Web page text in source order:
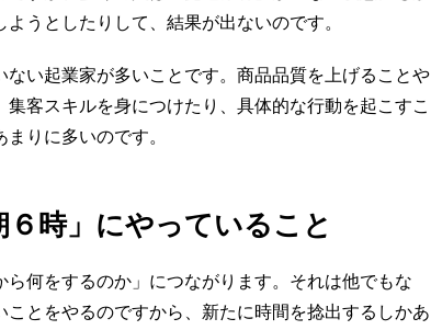
うとしたりして、結果が出ないのです。
い起業家が多いことです。商品品質を上げることや
客スキルを身につけたり、具体的な行動を起こすこ
りに多いのです。
時」にやっていること
何をするのか」につながります。それは他でもな
とをやるのですから、新たに時間を捻出するしかあ